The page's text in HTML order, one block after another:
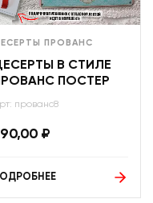
ПРОВАНС
В СТИЛЕ
ПОСТЕР
прованс8
₽